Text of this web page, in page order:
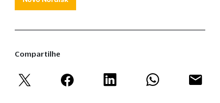
Compartilhe